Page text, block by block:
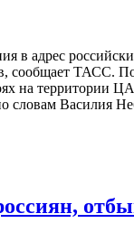
в адрес
ТАСС.
на территории
словам